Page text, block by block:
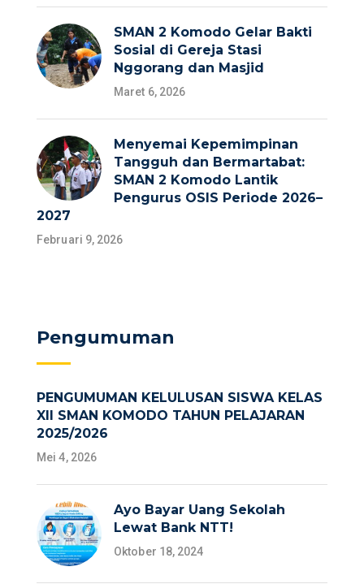
SMAN 2 Komodo Gelar Bakti
Sosial di Gereja Stasi
Nggorang dan Masjid
Maret 6, 2026
Menyemai Kepemimpinan
Tangguh dan Bermartabat:
SMAN 2 Komodo Lantik
Pengurus OSIS Periode 2026–
2027
Februari 9, 2026
Pengumuman
PENGUMUMAN KELULUSAN SISWA KELAS
XII SMAN KOMODO TAHUN PELAJARAN
2025/2026
Mei 4, 2026
Ayo Bayar Uang Sekolah
Lewat Bank NTT!
Oktober 18, 2024